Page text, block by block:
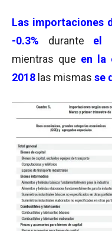
Las importaciones
-0.3% durante el
mientras que en la
2018 las mismas se